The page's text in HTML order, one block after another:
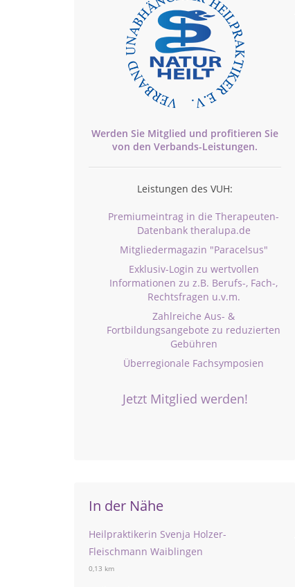
Werden Sie Mitglied und profitieren Sie
von den Verbands-Leistungen.
Leistungen des VUH:
Premiumeintrag in die Therapeuten-
Datenbank theralupa.de
Mitgliedermagazin "Paracelsus"
Exklusiv-Login zu wertvollen
Informationen zu z.B. Berufs-, Fach-,
Rechtsfragen u.v.m.
Zahlreiche Aus- &
Fortbildungsangebote zu reduzierten
Gebühren
Überregionale Fachsymposien
Jetzt Mitglied werden!
In der Nähe
Heilpraktikerin Svenja Holzer-
Fleischmann Waiblingen
0,13 km